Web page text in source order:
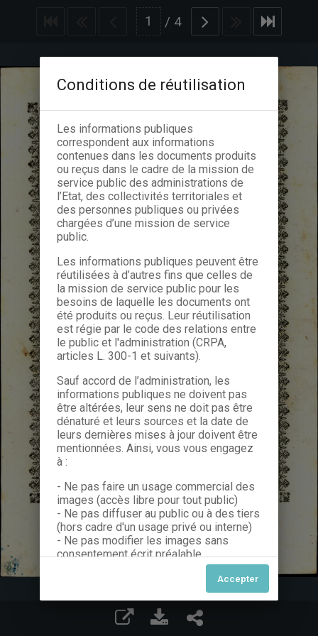
/ 4
Conditions de réutilisation
Les informations publiques
correspondent aux informations
contenues dans les documents produits
ou reçus dans le cadre de la mission de
service public des administrations de
l’Etat, des collectivités territoriales et
des personnes publiques ou privées
chargées d’une mission de service
public.
Les informations publiques peuvent être
réutilisées à d’autres fins que celles de
la mission de service public pour les
besoins de laquelle les documents ont
été produits ou reçus. Leur réutilisation
est régie par le code des relations entre
le public et l'administration (CRPA,
articles L. 300-1 et suivants).
Sauf accord de l’administration, les
informations publiques ne doivent pas
être altérées, leur sens ne doit pas être
dénaturé et leurs sources et la date de
leurs dernières mises à jour doivent être
mentionnées. Ainsi, vous vous engagez
à :
- Ne pas faire un usage commercial des
images (accès libre pour tout public)
- Ne pas diffuser au public ou à des tiers
(hors cadre d'un usage privé ou interne)
- Ne pas modifier les images sans
consentement écrit préalable
Dans le cas contraire, nous vous invitons
à nous contacter afin de solliciter le type
de Licence souhaitée parmi celles
proposées et le cas échéant, acquitter